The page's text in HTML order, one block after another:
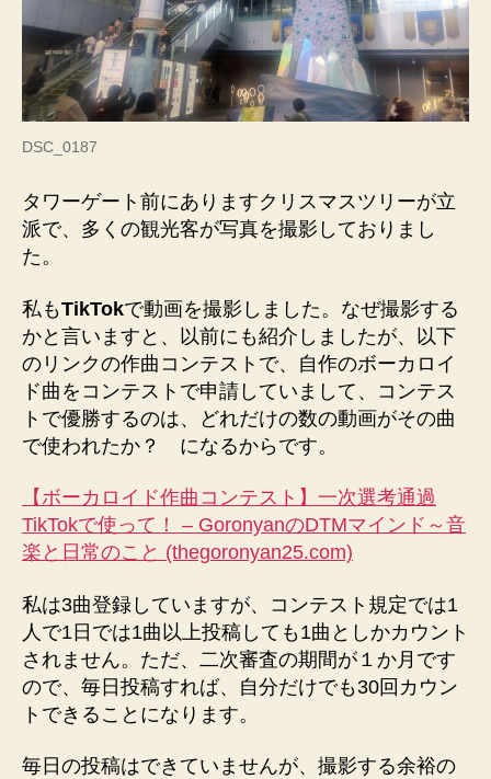
DSC_0187
タワーゲート前にありますクリスマスツリーが立
派で、多くの観光客が写真を撮影しておりまし
た。
私もTikTokで動画を撮影しました。なぜ撮影する
かと言いますと、以前にも紹介しましたが、以下
のリンクの作曲コンテストで、自作のボーカロイ
ド曲をコンテストで申請していまして、コンテス
トで優勝するのは、どれだけの数の動画がその曲
で使われたか？ になるからです。
【ボーカロイド作曲コンテスト】一次選考通過
TikTokで使って！ – GoronyanのDTMマインド～音
楽と日常のこと (thegoronyan25.com)
私は3曲登録していますが、コンテスト規定では1
人で1日では1曲以上投稿しても1曲としかカウント
されません。ただ、二次審査の期間が１か月です
ので、毎日投稿すれば、自分だけでも30回カウン
トできることになります。
毎日の投稿はできていませんが、撮影する余裕の